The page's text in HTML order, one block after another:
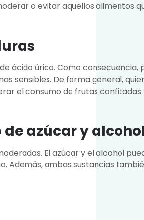
o evitar aquellos alimentos
ácido úrico. Como
sensibles. De forma general,
el consumo de frutas confitadas
azúcar y alcohol
El azúcar y el alcohol
Además, ambas sustancias